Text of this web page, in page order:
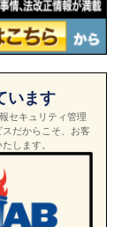
います
セキュリティ管理
だからこそ、お客
します。